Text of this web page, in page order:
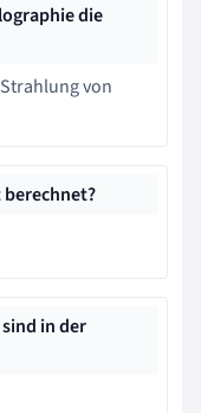
die
von
in der